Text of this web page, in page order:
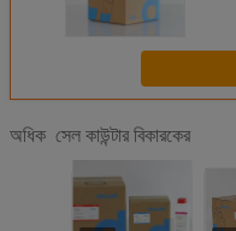
অধিক সেল কাউন্টার বিকারকের